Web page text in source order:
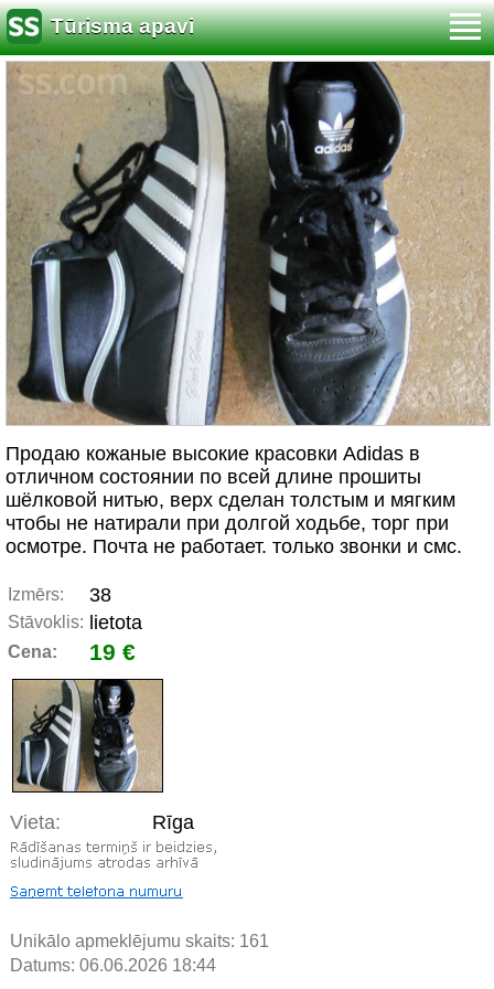
Tūrisma apavi
Продаю кожаные высокие красовки Adidas в
отличном состоянии по всей длине прошиты
шёлковой нитью, верх сделан толстым и мягким
чтобы не натирали при долгой ходьбе, торг при
осмотре. Почта не работает. только звонки и смс.
Izmērs: 38
Stāvoklis: lietota
Cena: 19 €
Vieta: Rīga
Unikālo apmeklējumu skaits: 161
Datums: 06.06.2026 18:44